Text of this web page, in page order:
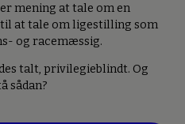
mening at tale om en
at tale om ligestilling som
og racemæssig.
talt, privilegieblindt. Og
sådan?